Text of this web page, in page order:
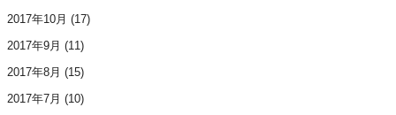
2017年10月 (17)
2017年9月 (11)
2017年8月 (15)
2017年7月 (10)